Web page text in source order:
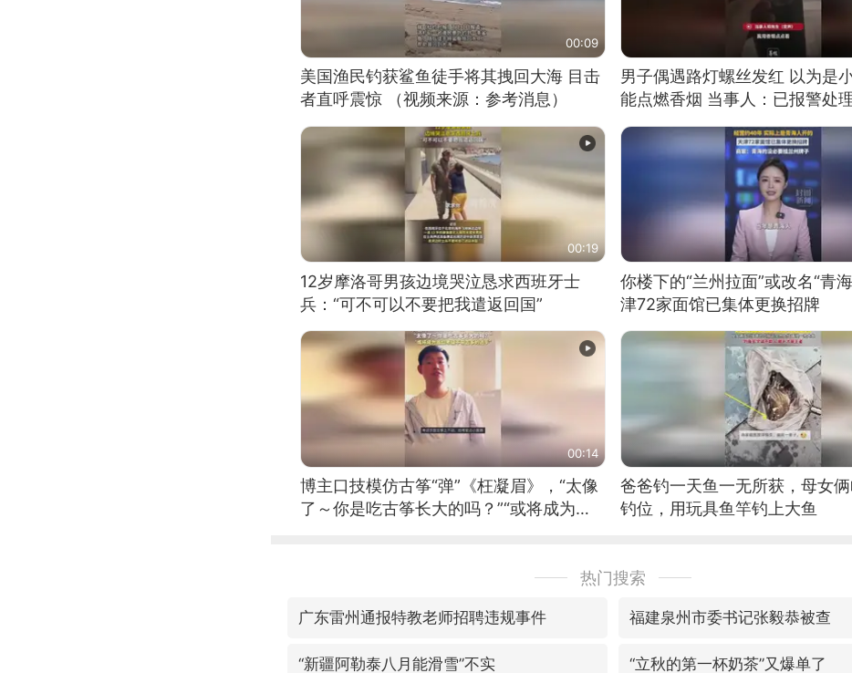
00:09
美国渔民钓获鲨鱼徒手将其拽回大海 目击
者直呼震惊 （视频来源：参考消息）
男子偶遇路灯螺丝发红 以为是
能点燃香烟 当事人：已报警处
00:19
12岁摩洛哥男孩边境哭泣恳求西班牙士
兵：“可不可以不要把我遣返回国”
你楼下的“兰州拉面”或改名“青
津72家面馆已集体更换招牌
00:14
博主口技模仿古筝“弹”《枉凝眉》，“太像
了～你是吃古筝长大的吗？”“或将成为首
爸爸钓一天鱼一无所获，母女
钓位，用玩具鱼竿钓上大鱼
热门搜索
广东雷州通报特教老师招聘违规事件 福建泉州市委书记张毅恭被查
“新疆阿勒泰八月能滑雪”不实 “立秋的第一杯奶茶”又爆单了